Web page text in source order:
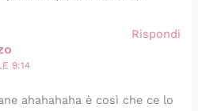
Rispondi
9:14
ahahahaha è così che ce lo